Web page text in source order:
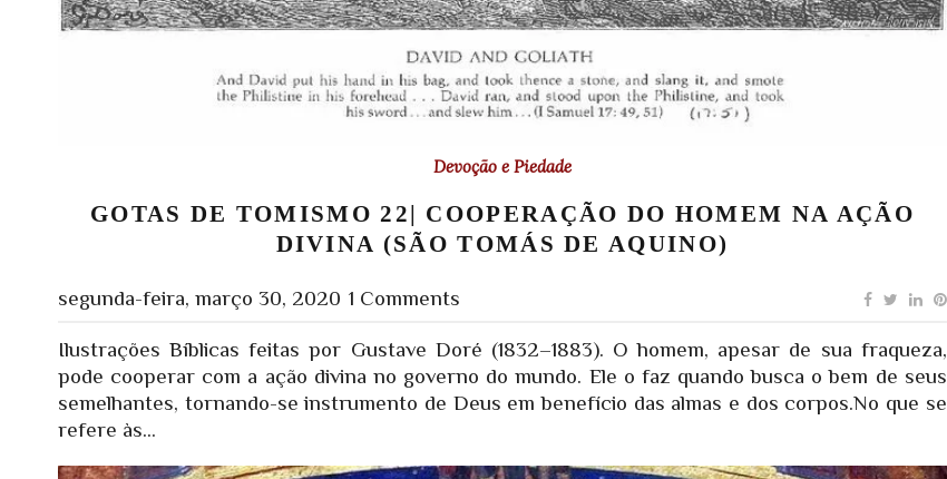
Devoção e Piedade
GOTAS DE TOMISMO 22| COOPERAÇÃO DO HOMEM NA AÇÃO
DIVINA (SÃO TOMÁS DE AQUINO)
segunda-feira, março 30, 2020 1 Comments
Ilustrações Bíblicas feitas por Gustave Doré (1832–1883). O homem, apesar de sua fraqueza,
pode cooperar com a ação divina no governo do mundo. Ele o faz quando busca o bem de seus
semelhantes, tornando-se instrumento de Deus em benefício das almas e dos corpos.No que se
refere às...